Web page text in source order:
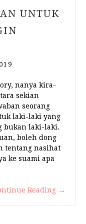
UNTUK
nanya kira-
sekian
seorang
laki-laki yang
bukan laki-laki.
boleh dong
tentang nasihat
ke suami apa
Reading →